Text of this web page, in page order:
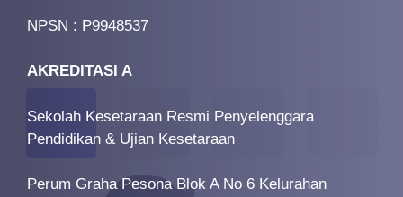
NPSN : P9948537
AKREDITASI A
Sekolah Kesetaraan Resmi Penyelenggara
Pendidikan & Ujian Kesetaraan
Perum Graha Pesona Blok A No 6 Kelurahan